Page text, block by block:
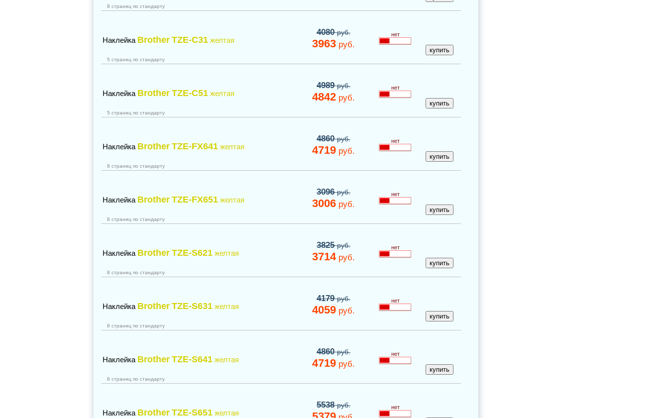
8 страниц по стандарту
Наклейка Brother TZE-C31 желтая
4080руб.
3963 руб.
нет
5 страниц по стандарту
Наклейка Brother TZE-C51 желтая
4989руб.
4842 руб.
нет
5 страниц по стандарту
Наклейка Brother TZE-FX641 желтая
4860руб.
4719 руб.
нет
8 страниц по стандарту
Наклейка Brother TZE-FX651 желтая
3096руб.
3006 руб.
нет
8 страниц по стандарту
Наклейка Brother TZE-S621 желтая
3825руб.
3714руб.
нет
8 страниц по стандарту
Наклейка Brother TZE-S631 желтая
4179руб.
4059 руб.
нет
8 страниц по стандарту
Наклейка Brother TZE-S641 желтая
4860руб.
4719 руб.
нет
8 страниц по стандарту
Наклейка Brother TZE-S651 желтая
5538руб. нет